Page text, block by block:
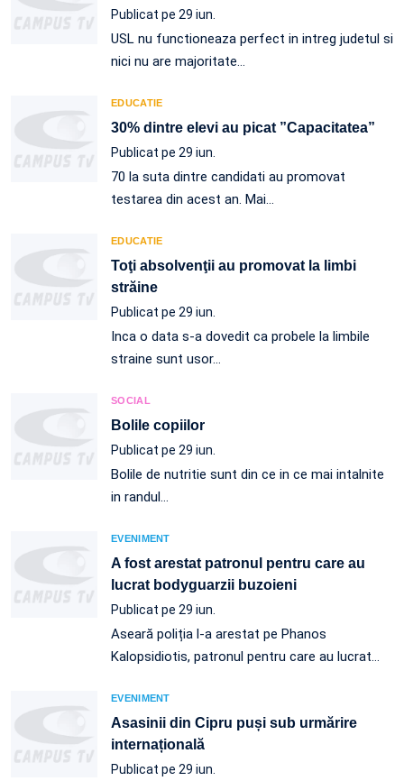
Publicat pe 29 iun.
USL nu functioneaza perfect in intreg judetul si
nici nu are majoritate…
EDUCATIE
30% dintre elevi au picat ”Capacitatea”
Publicat pe 29 iun.
70 la suta dintre candidati au promovat
testarea din acest an. Mai…
EDUCATIE
Toţi absolvenţii au promovat la limbi
străine
Publicat pe 29 iun.
Inca o data s-a dovedit ca probele la limbile
straine sunt usor…
SOCIAL
Bolile copiilor
Publicat pe 29 iun.
Bolile de nutritie sunt din ce in ce mai intalnite
in randul…
EVENIMENT
A fost arestat patronul pentru care au
lucrat bodyguarzii buzoieni
Publicat pe 29 iun.
Aseară poliția l-a arestat pe Phanos
Kalopsidiotis, patronul pentru care au lucrat…
EVENIMENT
Asasinii din Cipru puși sub urmărire
internațională
Publicat pe 29 iun.